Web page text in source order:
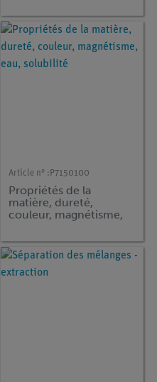
Article n° : P7150100
Propriétés de la
matière, dureté,
couleur, magnétisme,